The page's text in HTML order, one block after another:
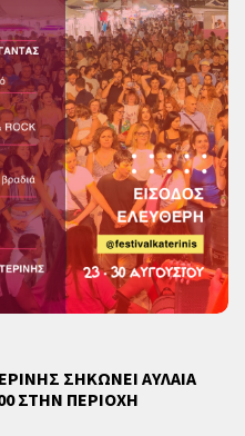
ΣΗΚΩΝΕΙ ΑΥΛΑΙΑ
ΣΤΗΝ ΠΕΡΙΟΧΗ